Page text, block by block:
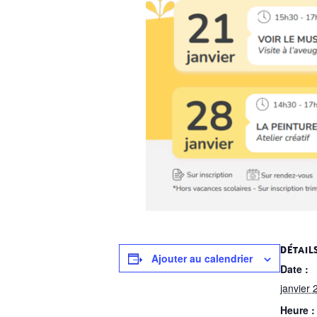
Ajouter au calendrier
Date :
janvier
Heure :